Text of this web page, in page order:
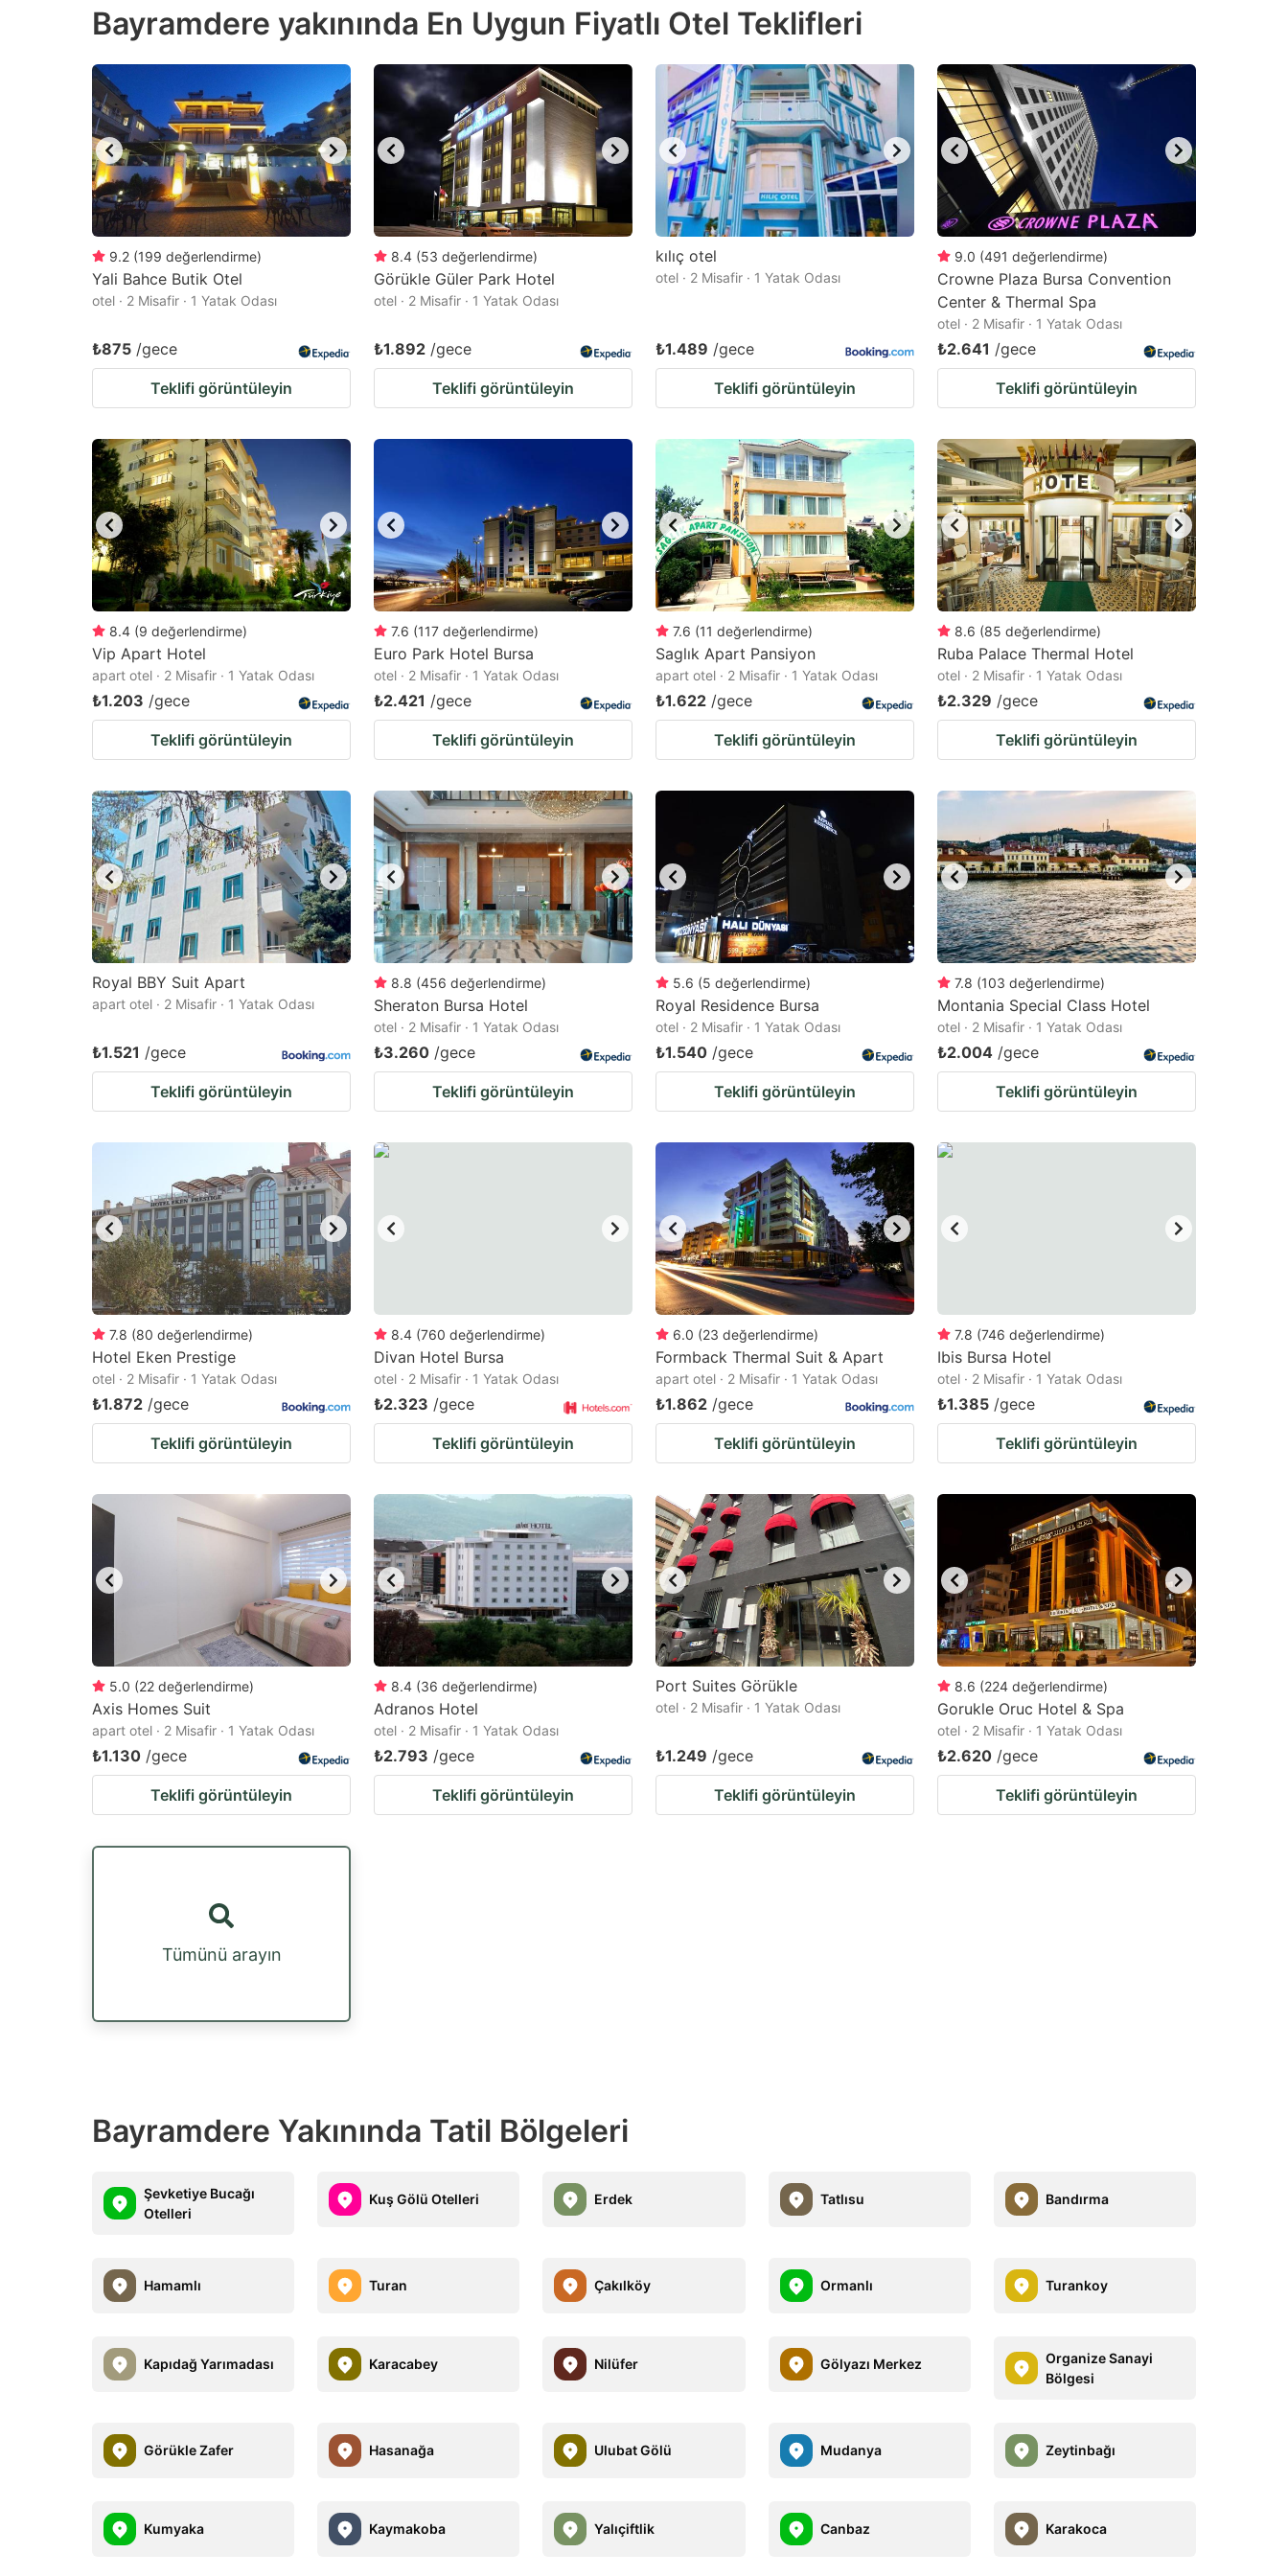
the
key
to
get
the
keyboard
shortcuts
for
changing
the
mark
key
get
the
keyboard
shortcuts
for
changing
dates.
Bayramdere yakınında En Uygun Fiyatlı Otel Teklifleri
9.2 (199 değerlendirme)
Yali Bahce Butik Otel
otel · 2 Misafir · 1 Yatak Odası
₺875 /gece
Teklifi görüntüleyin
8.4 (53 değerlendirme)
Görükle Güler Park Hotel
otel · 2 Misafir · 1 Yatak Odası
₺1.892 /gece
Teklifi görüntüleyin
kılıç otel
otel · 2 Misafir · 1 Yatak Odası
₺1.489 /gece
Teklifi görüntüleyin
9.0 (491 değerlendirme)
Crowne Plaza Bursa Convention
Center & Thermal Spa
otel · 2 Misafir · 1 Yatak Odası
₺2.641 /gece
Teklifi görüntüleyin
8.4 (9 değerlendirme)
Vip Apart Hotel
apart otel · 2 Misafir · 1 Yatak Odası
₺1.203 /gece
Teklifi görüntüleyin
7.6 (117 değerlendirme)
Euro Park Hotel Bursa
otel · 2 Misafir · 1 Yatak Odası
₺2.421 /gece
Teklifi görüntüleyin
7.6 (11 değerlendirme)
Saglık Apart Pansiyon
apart otel · 2 Misafir · 1 Yatak Odası
₺1.622 /gece
Teklifi görüntüleyin
8.6 (85 değerlendirme)
Ruba Palace Thermal Hotel
otel · 2 Misafir · 1 Yatak Odası
₺2.329 /gece
Teklifi görüntüleyin
Royal BBY Suit Apart
apart otel · 2 Misafir · 1 Yatak Odası
₺1.521 /gece
Teklifi görüntüleyin
8.8 (456 değerlendirme)
Sheraton Bursa Hotel
otel · 2 Misafir · 1 Yatak Odası
₺3.260 /gece
Teklifi görüntüleyin
5.6 (5 değerlendirme)
Royal Residence Bursa
otel · 2 Misafir · 1 Yatak Odası
₺1.540 /gece
Teklifi görüntüleyin
7.8 (103 değerlendirme)
Montania Special Class Hotel
otel · 2 Misafir · 1 Yatak Odası
₺2.004 /gece
Teklifi görüntüleyin
7.8 (80 değerlendirme)
Hotel Eken Prestige
otel · 2 Misafir · 1 Yatak Odası
₺1.872 /gece
Teklifi görüntüleyin
8.4 (760 değerlendirme)
Divan Hotel Bursa
otel · 2 Misafir · 1 Yatak Odası
₺2.323 /gece
Teklifi görüntüleyin
6.0 (23 değerlendirme)
Formback Thermal Suit & Apart
apart otel · 2 Misafir · 1 Yatak Odası
₺1.862 /gece
Teklifi görüntüleyin
7.8 (746 değerlendirme)
Ibis Bursa Hotel
otel · 2 Misafir · 1 Yatak Odası
₺1.385 /gece
Teklifi görüntüleyin
5.0 (22 değerlendirme)
Axis Homes Suit
apart otel · 2 Misafir · 1 Yatak Odası
₺1.130 /gece
Teklifi görüntüleyin
8.4 (36 değerlendirme)
Adranos Hotel
otel · 2 Misafir · 1 Yatak Odası
₺2.793 /gece
Teklifi görüntüleyin
Port Suites Görükle
otel · 2 Misafir · 1 Yatak Odası
₺1.249 /gece
Teklifi görüntüleyin
8.6 (224 değerlendirme)
Gorukle Oruc Hotel & Spa
otel · 2 Misafir · 1 Yatak Odası
₺2.620 /gece
Teklifi görüntüleyin
Tümünü arayın
Bayramdere Yakınında Tatil Bölgeleri
Şevketiye Bucağı
Otelleri
Kuş Gölü Otelleri Erdek Tatlısu Bandırma
Hamamlı Turan Çakılköy Ormanlı Turankoy
Kapıdağ Yarımadası Karacabey Nilüfer Gölyazı Merkez
Organize Sanayi
Bölgesi
Görükle Zafer Hasanağa Ulubat Gölü Mudanya Zeytinbağı
Kumyaka Kaymakoba Yalıçiftlik Canbaz Karakoca